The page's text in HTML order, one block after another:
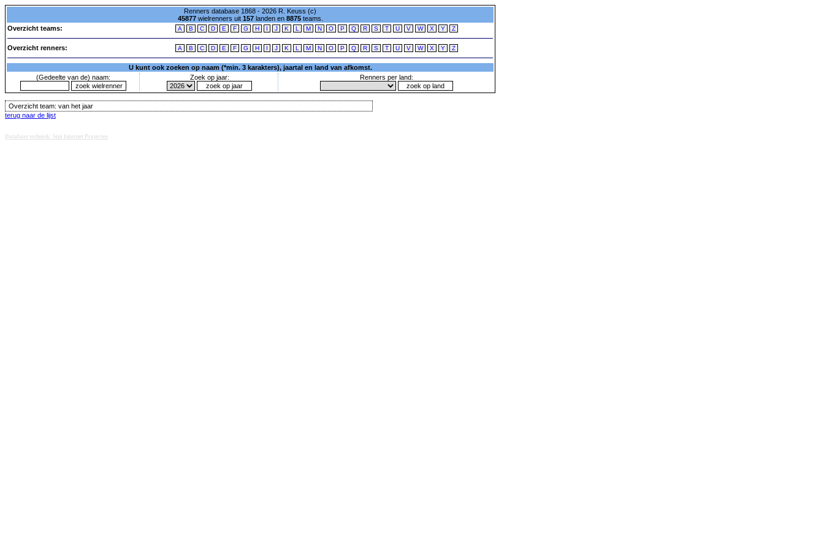
Renners database 1868 - 2026 R. Keuss (c)
45877wielrenners uit 157landen en 8875teams.
Overzicht teams:
A B C D E F G H I J K L M N O P Q R S T U V W X Y Z
Overzicht renners: A B C D E F G H I J K L M N O P Q R S T U V W X Y Z
U kunt ook zoeken op naam (*min. 3 karakters), jaartal en land van afkomst.
(Gedeelte van de) naam:
Zoek op jaar: Renners per land:
Overzicht team: van het jaar
terug naar de lijst
Database techniek: Sini Internet Projecten